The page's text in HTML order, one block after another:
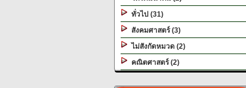
ทั่วไป (31)
สังคมศาสตร์ (3)
ไม่สังกัดหมวด (2)
คณิตศาสตร์ (2)